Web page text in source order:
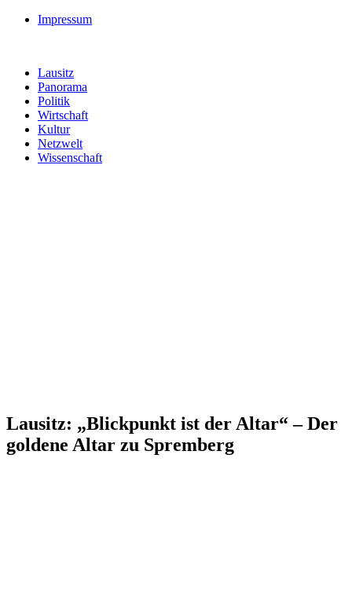
Impressum
Lausitz
Panorama
Politik
Wirtschaft
Kultur
Netzwelt
Wissenschaft
Lausitz: „Blickpunkt ist der Altar“ – Der
goldene Altar zu Spremberg